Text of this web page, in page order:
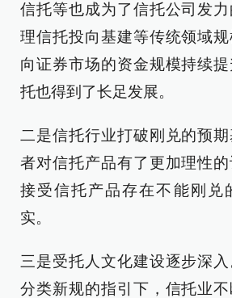
信托等也成为了信托公司发
理信托投向基建等传统领域
向证券市场的资金规模持续
托也得到了长足发展。
二是信托行业打破刚兑的预
者对信托产品有了更加理性
接受信托产品存在不能刚兑
实。
三是受托人文化建设逐步深
分类新规的指引下，信托业